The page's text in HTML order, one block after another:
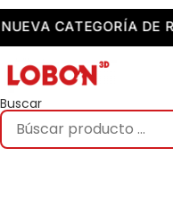
Saltar
al
contenidoNUEVA CATEGORÍA
Buscar